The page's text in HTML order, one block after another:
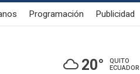
Programación Publicidad
20°
QUITO
ECUADOR